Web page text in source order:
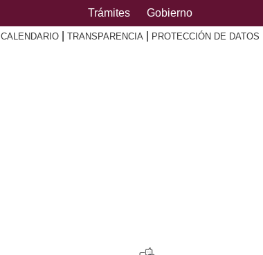
Trámites Gobierno
CALENDARIO TRANSPARENCIA PROTECCIÓN DE DATOS